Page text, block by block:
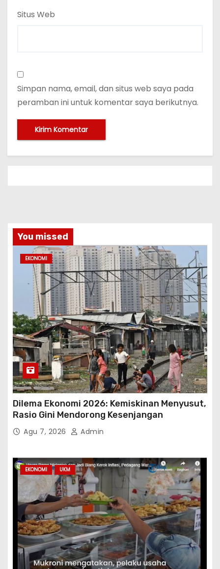
Situs Web
Simpan nama, email, dan situs web saya pada
peramban ini untuk komentar saya berikutnya.
You missed
EKONOMI
Dilema Ekonomi 2026: Kemiskinan Menyusut,
Rasio Gini Mendorong Kesenjangan
Agu 7, 2026 Admin
EKONOMI UKM